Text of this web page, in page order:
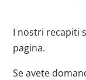
I nostri recapiti
pagina.
Se avete